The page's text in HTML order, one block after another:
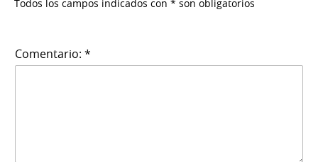
Todos los campos indicados con * son obligatorios
Comentario: *